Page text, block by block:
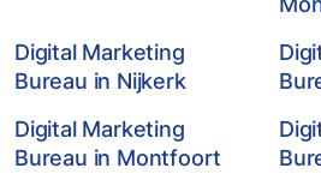
Digital Marketing
Bureau in Nijkerk
Digital Marketing
Bureau in Montfoort